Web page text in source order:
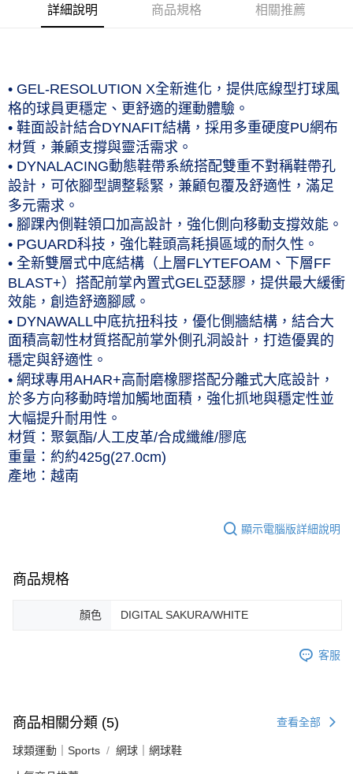
玉山商業銀行
星展（台灣）商業銀行
台新國際商業銀行
付款後萊爾富取貨(僅限台灣本島，離島恕不配送) 預計5-7個
付款後7-11取貨(僅限台灣本島，離島恕不配送) 預計5-7個工
作天到貨
每筆NT$60，滿NT$1,000(含以上)免運費
黑貓宅急便 (僅限台灣本島，離島恕不配送) 預計2-3個工作天到貨
每筆NT$120，滿NT$1,500(含以上)免運費
詳細說明 商品規格 相關推薦
• GEL-RESOLUTION X全新進化，提供底線型打球風
格的球員更穩定、更舒適的運動體驗。
• 鞋面設計結合DYNAFIT結構，採用多重硬度PU網布
材質，兼顧支撐與靈活需求。
• DYNALACING動態鞋帶系統搭配雙重不對稱鞋帶孔
設計，可依腳型調整鬆緊，兼顧包覆及舒適性，滿足
多元需求。
• 腳踝內側鞋領口加高設計，強化側向移動支撐效能。
• PGUARD科技，強化鞋頭高耗損區域的耐久性。
• 全新雙層式中底結構（上層FLYTEFOAM、下層FF
BLAST+）搭配前掌內置式GEL亞瑟膠，提供最大緩衝
效能，創造舒適腳感。
• DYNAWALL中底抗扭科技，優化側牆結構，結合大
面積高韌性材質搭配前掌外側孔洞設計，打造優異的
穩定與舒適性。
• 網球專用AHAR+高耐磨橡膠搭配分離式大底設計，
於多方向移動時增加觸地面積，強化抓地與穩定性並
大幅提升耐用性。
材質：聚氨酯/人工皮革/合成纖維/膠底
重量：約約425g(27.0cm)
產地：越南
顯示電腦版詳細說明
商品規格
顏色 DIGITAL SAKURA/WHITE
客服
商品相關分類 (5) 查看全部
球類運動｜Sports 網球｜網球鞋